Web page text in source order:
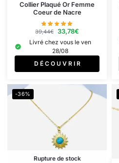
Collier Plaqué Or Femme
Coeur de Nacre
39,44€ 33,78€
Livré chez vous le ven
28/08
D É C O U V R I R
-36%
Rupture de stock